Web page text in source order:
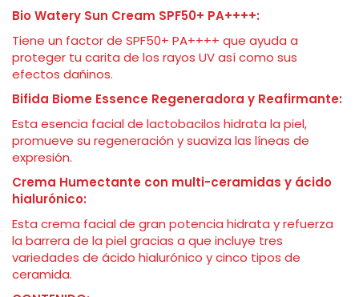
Bio Watery Sun Cream SPF50+ PA++++:
Tiene un factor de SPF50+ PA++++ que ayuda a
proteger tu carita de los rayos UV así como sus
efectos dañinos.
Bifida Biome Essence Regeneradora y Reafirmante:
Esta esencia facial de lactobacilos hidrata la piel,
promueve su regeneración y suaviza las líneas de
expresión.
Crema Humectante con multi-ceramidas y ácido
hialurónico:
Esta crema facial de gran potencia hidrata y refuerza
la barrera de la piel gracias a que incluye tres
variedades de ácido hialurónico y cinco tipos de
ceramida.